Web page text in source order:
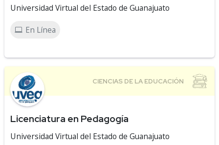
Universidad Virtual del Estado de Guanajuato
En Línea
Licenciatura en Pedagogía
Universidad Virtual del Estado de Guanajuato